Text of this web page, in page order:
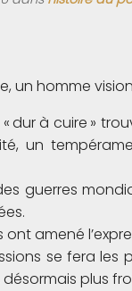
un homme
« dur à cuire »
un
guerres
ont amené
se fera
désormais plus